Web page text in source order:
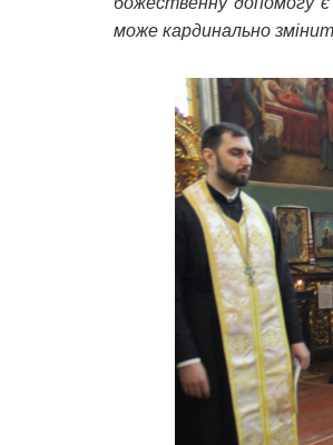
може кардинально